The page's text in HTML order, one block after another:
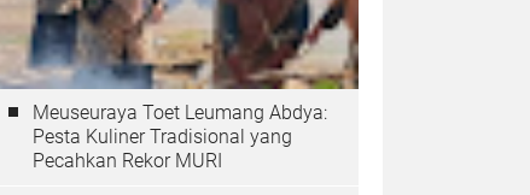
Meuseuraya Toet Leumang Abdya:
Pesta Kuliner Tradisional yang
Pecahkan Rekor MURI